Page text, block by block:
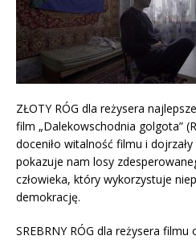
ZŁOTY RÓG dla reżysera
film „Dalekowschodnia golgota”
doceniło witalność filmu i
pokazuje nam losy
człowieka, który wykorzystuje
demokrację.
SREBRNY RÓG dla reżysera